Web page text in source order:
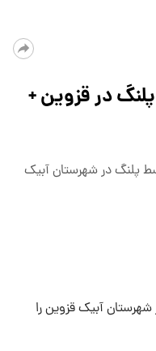
در قزوین +
پلنگ در شهرستان آبیک
آبیک قزوین را